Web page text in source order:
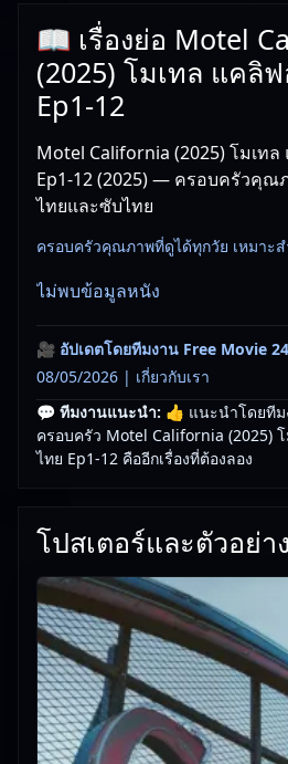
📖 เรื่องย่อ Motel
(2025) โมเทล แคลิ
Ep1-12
Motel California (2025) โมเท
Ep1-12 (2025) — ครอบครัวคุณ
ไทยและซับไทย
ครอบครัวคุณภาพที่ดูได้ทุกวัย เหมาะ
ไม่พบข้อมูลหนัง
🎥 อัปเดตโดยทีมงาน Free Movie 24
08/05/2026 | เกี่ยวกับเรา
💬 ทีมงานแนะนำ: 👍 แนะนำโดยที
ครอบครัว Motel California (2025)
ไทย Ep1-12 คืออีกเรื่องที่ต้องลอง
โปสเตอร์และตัวอย่า